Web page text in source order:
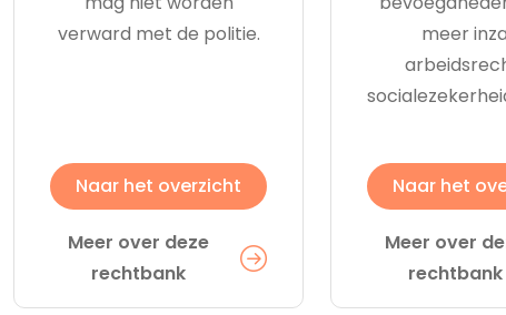
verward met de politie.
Naar het overzicht
Meer over deze
rechtbank
meer
Naar het
Meer over
rechtbank